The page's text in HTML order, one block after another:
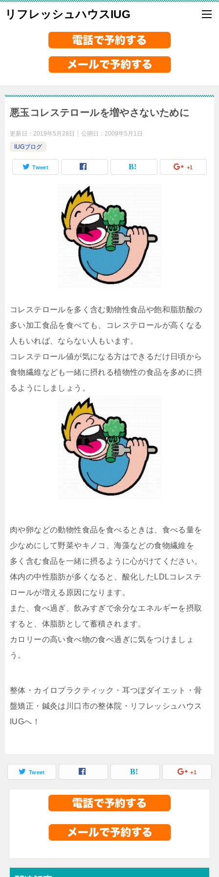
リフレッシュハウスIUG
悪玉コレステロールを増やさないために
更新日： 2019年5月28日 公開日： 2009年5月1日
IUGブログ
Tweet +1
コレステロールを多く含む動物性食品や飽和脂肪酸の
多い加工食品を食べても、コレステロールが高くなる
人もいれば、ならない人もいます。
コレステロール値が気になる方はできるだけ日頃から
食物繊維なども一緒に摂れる植物性の食品を多めに摂
るようにしましょう。
肉や卵などの動物性食品を食べるときは、食べる量を
少なめにして野菜やキノコ、海藻などの食物繊維を
多く含む食品を一緒に摂るように心がけてください。
体内の中性脂肪が多くなると、酸化したLDLコレステ
ロールが増える原因になります。
また、食べ過ぎ、飲みすぎで余分なエネルギーを摂取
すると、体脂肪として蓄積されます。
カロリーの高い食べ物の食べ過ぎに気をつけましょ
う。
整体・カイロプラクティック・耳つぼダイエット・骨
盤矯正・鍼灸は川口市の整体院・リフレッシュハウス
IUGへ！
Tweet +1